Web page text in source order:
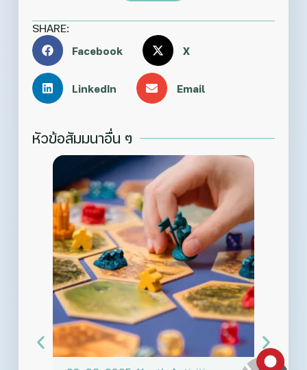
SHARE:
Facebook X
LinkedIn Email
หัวข้อสัมมนาอื่น ๆ